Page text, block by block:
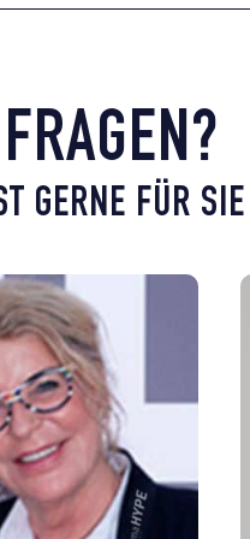
GERNE FÜR SIE